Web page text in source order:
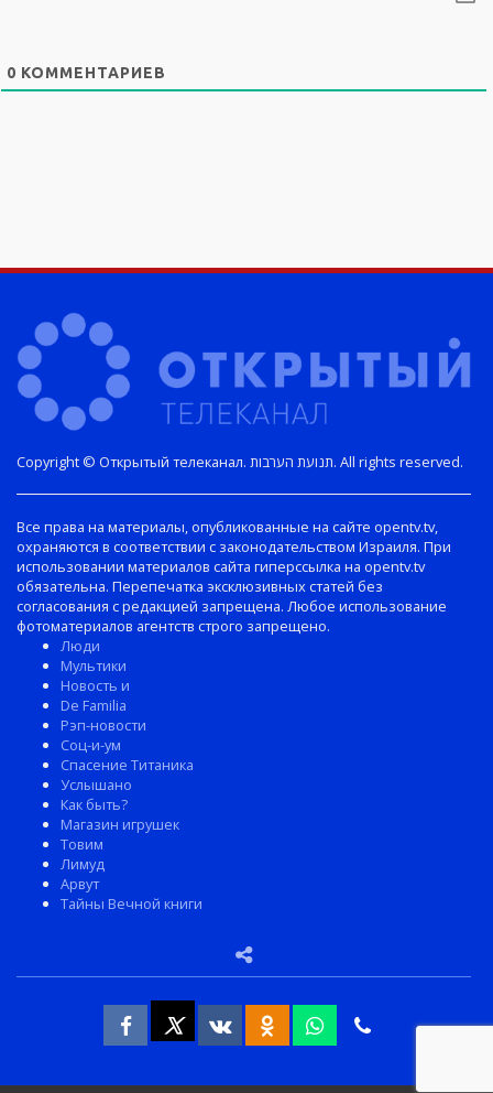
0 КОММЕНТАРИЕВ
Copyright © Открытый телеканал. תנועת הערבות. All rights reserved.
Все права на материалы, опубликованные на сайте opentv.tv,
охраняются в соответствии с законодательством Израиля. При
использовании материалов сайта гиперссылка на opentv.tv
обязательна. Перепечатка эксклюзивных статей без
согласования с редакцией запрещена. Любое использование
фотоматериалов агентств строго запрещено.
Люди
Мультики
Новость и
De Familia
Рэп-новости
Соц-и-ум
Спасение Титаника
Услышано
Как быть?
Магазин игрушек
Товим
Лимуд
Арвут
Тайны Вечной книги